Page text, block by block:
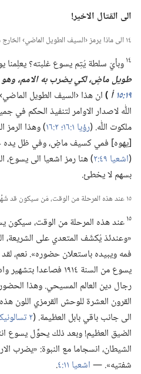
الى القتال الاخير!‏
١٤ الى ماذا يرمز ‹السيف الطويل الماضي› الخارج من فم يسوع؟‏
١٤وبأيّ سلطة يُتِم يسوع غلبته؟‏ يعلِمنا
طويل ماضٍ،‏ لكي يضرب به الامم،‏
١٩:‏١٥
أ ‏)‏ان هذا ‹السيف الطويل
اللّٰه لاصدار الاوامر لتنفيذ الحكم في
ملكوت اللّٰه.‏ (‏رؤيا ١:‏١٦؛‏
‏)‏ وهذا
[يهوه] فمي كسيف ماضٍ،‏ وفي ظل يده
(‏اشعيا ٤٩:‏٢
‏)‏ هنا رمز اشعيا الى يسوع،‏
بسهم لا يخطئ.‏
١٥ عند هذه المرحلة من الوقت،‏ مَن سيكون قد شُهِّر وأُدين بغية وسم بداية ماذا؟‏
١٥عند هذه المرحلة من الوقت،‏ سيكون
«وعندئذ يُكشَف المتعدي على
فمه ويبيده باستعلان حضوره».‏ نعم،‏
يسوع من السنة ١٩١٤
رجال دين العالم المسيحي.‏ وهذا
القرون العشرة للوحش القرمزي اللون
الى جانب باقي بابل العظيمة.‏ (‏٢ تسالونيكي ٢:‏​١-‏٣،‏
الضيق العظيم!‏ وبعد ذلك يحوِّل يسوع
الشيطان،‏ انسجاما مع النبوة:‏ «يضرب
شفتيه».‏ —‏اشعيا ١١:‏٤ ‏.‏